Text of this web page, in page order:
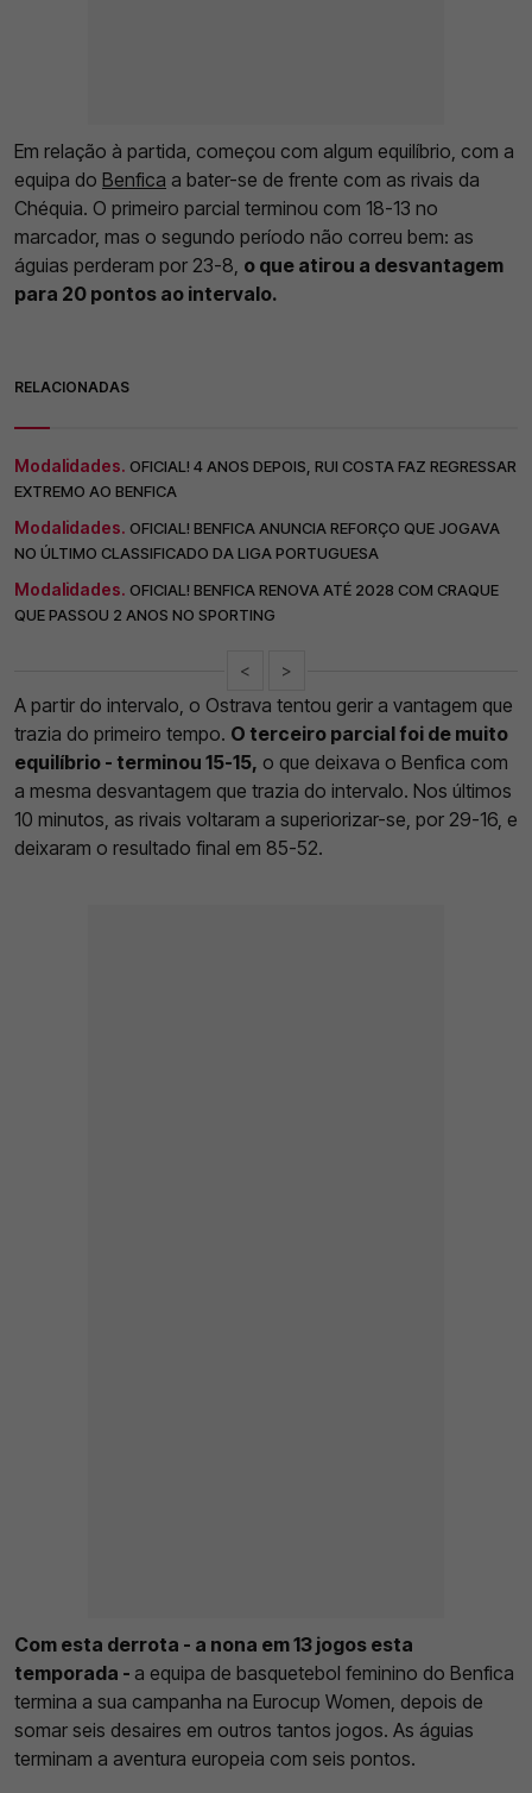
Em relação à partida, começou com algum equilíbrio, com a
equipa do Benfica a bater-se de frente com as rivais da
Chéquia. O primeiro parcial terminou com 18-13 no
marcador, mas o segundo período não correu bem: as
águias perderam por 23-8, o que atirou a desvantagem
para 20 pontos ao intervalo.
RELACIONADAS
Modalidades. OFICIAL! 4 ANOS DEPOIS, RUI COSTA FAZ REGRESSAR
EXTREMO AO BENFICA
Modalidades. OFICIAL! BENFICA ANUNCIA REFORÇO QUE JOGAVA
NO ÚLTIMO CLASSIFICADO DA LIGA PORTUGUESA
Modalidades. OFICIAL! BENFICA RENOVA ATÉ 2028 COM CRAQUE
QUE PASSOU 2 ANOS NO SPORTING
< >
A partir do intervalo, o Ostrava tentou gerir a vantagem que
trazia do primeiro tempo. O terceiro parcial foi de muito
equilíbrio - terminou 15-15, o que deixava o Benfica com
a mesma desvantagem que trazia do intervalo. Nos últimos
10 minutos, as rivais voltaram a superiorizar-se, por 29-16, e
deixaram o resultado final em 85-52.
Com esta derrota - a nona em 13 jogos esta
temporada - a equipa de basquetebol feminino do Benfica
termina a sua campanha na Eurocup Women, depois de
somar seis desaires em outros tantos jogos. As águias
terminam a aventura europeia com seis pontos.